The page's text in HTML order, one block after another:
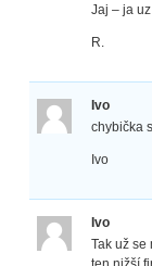
Jaj – ja
R.
Ivo
chybička
Ivo
Ivo
Tak už se